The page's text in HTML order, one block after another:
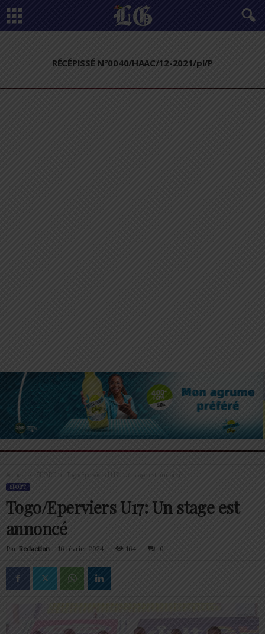
RÉCÉPISSÉ N°0040/HAAC/12-2021/pl/P
Accueil Togo/Eperviers U17: Un stage est annoncé
SPORT
Togo/Eperviers U17: Un stage est
annoncé
Par Redaction - 16 février 2024 164 0